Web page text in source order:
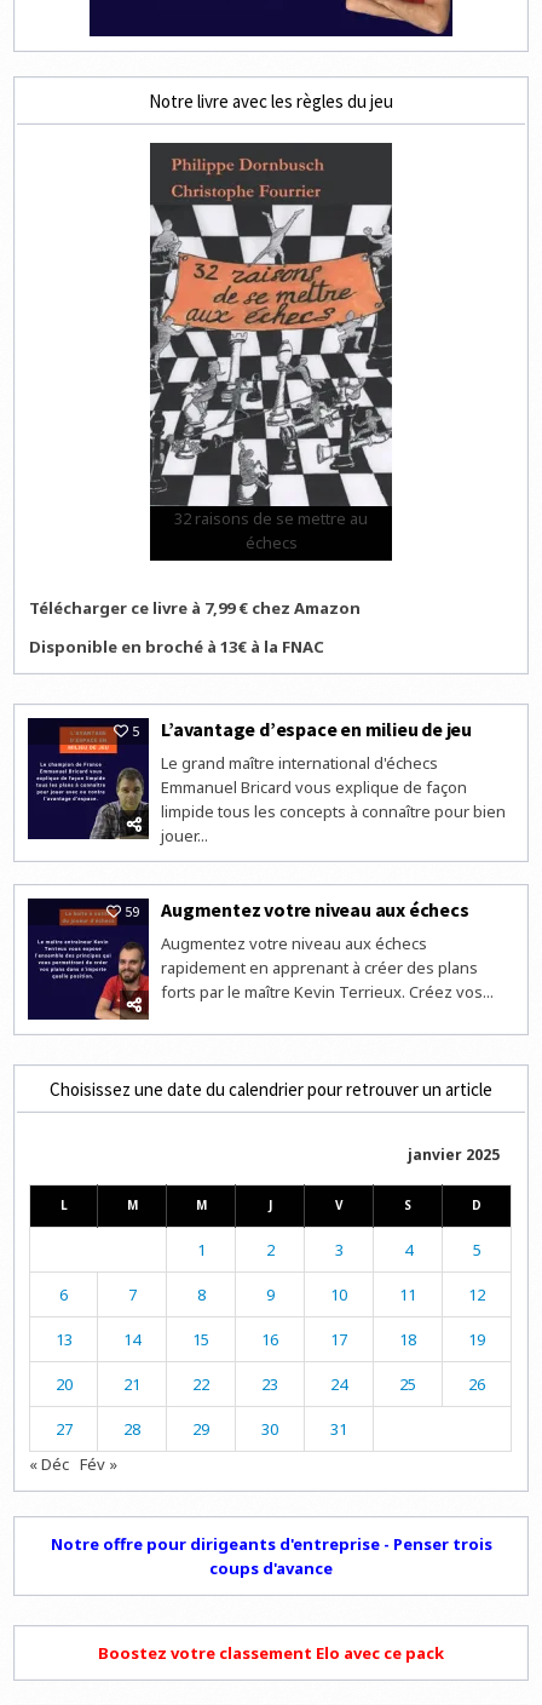
Notre livre avec les règles du jeu
32 raisons de se mettre au
échecs
Télécharger ce livre à 7,99 € chez Amazon
Disponible en broché à 13€ à la FNAC
5 L’avantage d’espace en milieu de jeu
Le grand maître international d'échecs
Emmanuel Bricard vous explique de façon
limpide tous les concepts à connaître pour bien
jouer...
59 Augmentez votre niveau aux échecs
Augmentez votre niveau aux échecs
rapidement en apprenant à créer des plans
forts par le maître Kevin Terrieux. Créez vos...
Choisissez une date du calendrier pour retrouver un article
janvier 2025
L M M J V S D
1 2 3 4 5
6 7 8 9 10 11 12
13 14 15 16 17 18 19
20 21 22 23 24 25 26
27 28 29 30
31
« Déc Fév »
Notre offre pour dirigeants d'entreprise - Penser trois
coups d'avance
Boostez votre classement Elo avec ce pack